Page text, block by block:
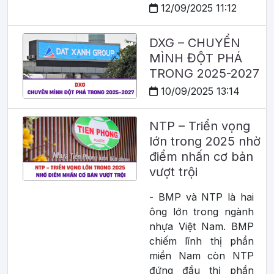
12/09/2025 11:12
DXG – CHUYỂN
MÌNH ĐỘT PHÁ
TRONG 2025-2027
10/09/2025 13:14
NTP – Triển vọng
lớn trong 2025 nhờ
điểm nhấn cơ bản
vượt trội
- BMP và NTP là hai
ông lớn trong ngành
nhựa Việt Nam. BMP
chiếm lĩnh thị phần
miền Nam còn NTP
đứng đầu thị phần